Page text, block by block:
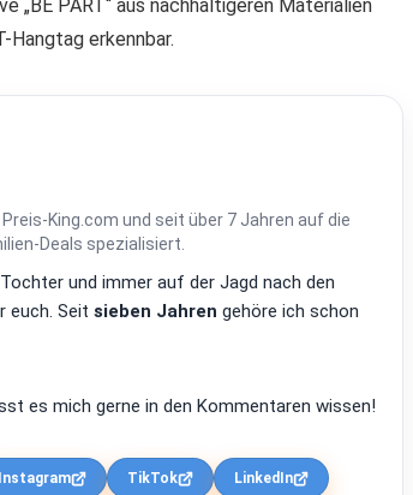
„BE PART“ aus nachhaltigeren Materialien
erkennbar.
King.com und seit über 7 Jahren auf die
Deals spezialisiert.
und immer auf der Jagd nach den
euch. Seit sieben Jahren gehöre ich schon
es mich gerne in den Kommentaren wissen!
Instagram TikTok LinkedIn